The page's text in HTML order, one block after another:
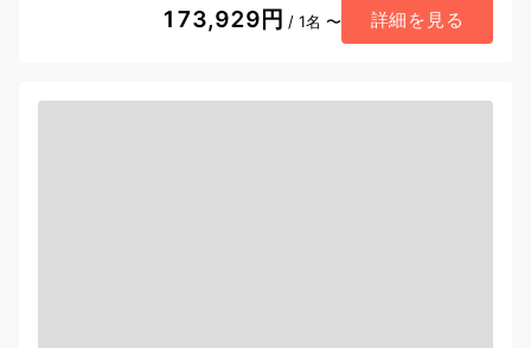
173,929円 / 1名 〜 詳細を見る